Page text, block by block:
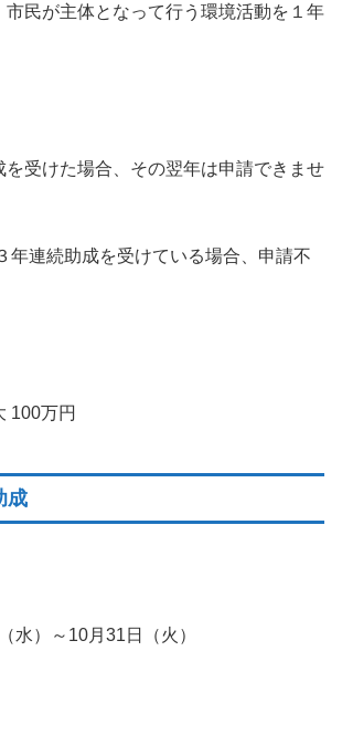
市民が主体となって行う環境活動を１年
を受けた場合、その翌年は申請できませ
年連続助成を受けている場合、申請不
100万円
成
水）～10月31日（火）